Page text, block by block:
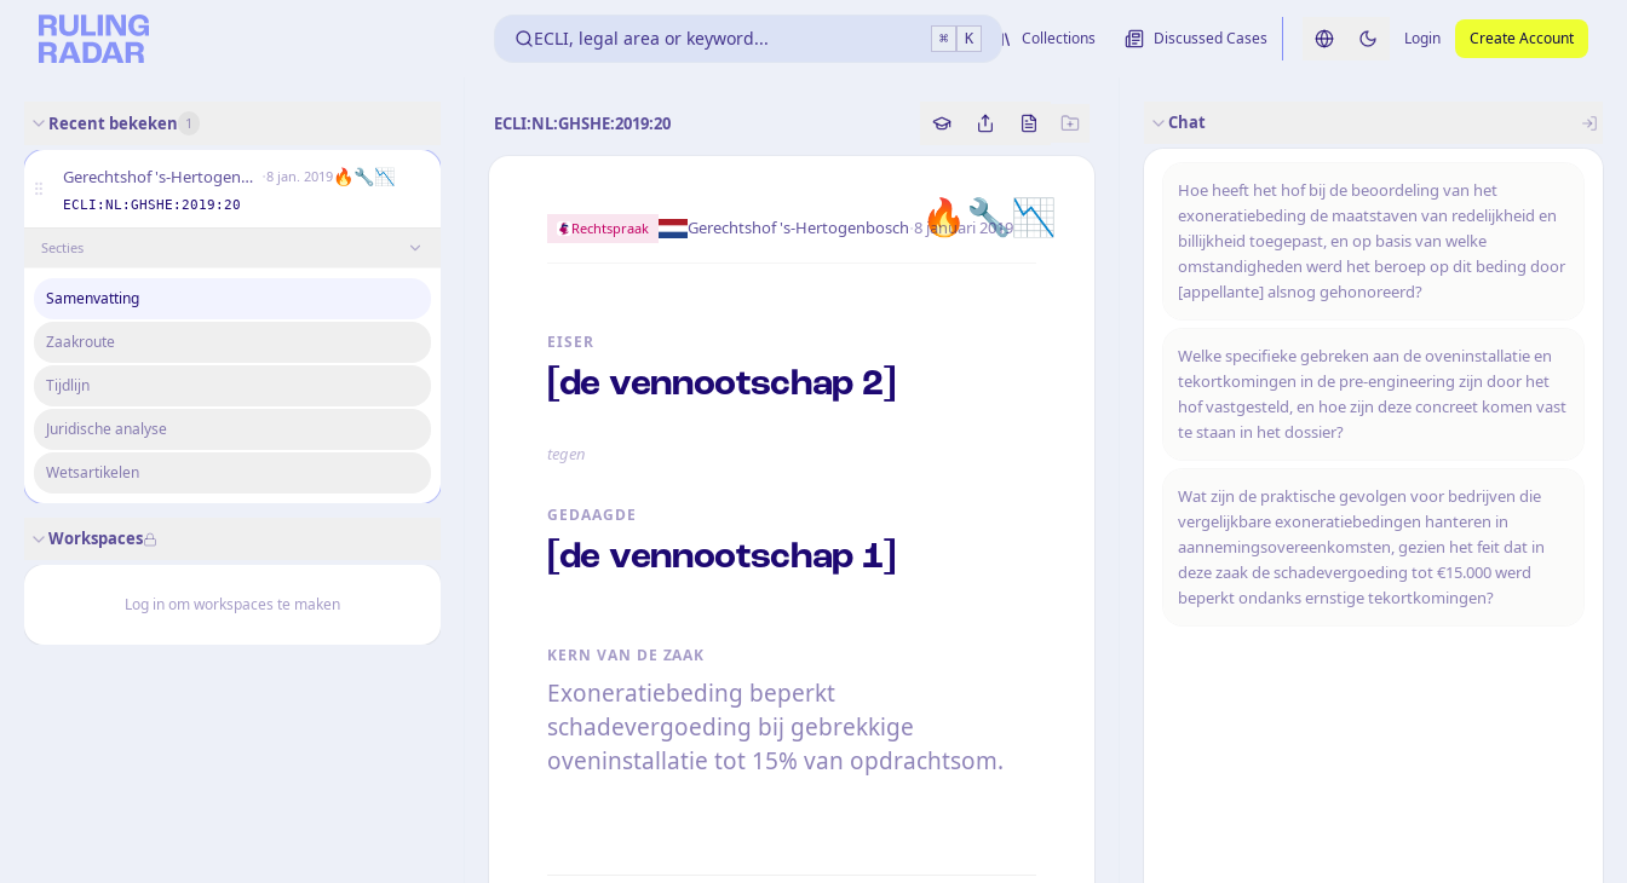
ECLI, legal area or keyword... ⌘ K Collections Discussed Cases Switch language
Switch to dark theme
Login Create Account
Recent bekeken 1
Gerechtshof 's-Hertogenbosch ·8 jan. 2019🔥🔧📉
ECLI:NL:GHSHE:2019:20
Secties
Samenvatting
Zaakroute
Tijdlijn
Juridische analyse
Wetsartikelen
Workspaces
Log in om workspaces te maken
ECLI:NL:GHSHE:2019:20 Copy source reference
Share this analysis
Bekijk originele uitspraak
🔥🔧📉
Rechtspraak Gerechtshof 's-Hertogenbosch·8 januari 2019
EISER
[de vennootschap 2]
tegen
GEDAAGDE
[de vennootschap 1]
KERN VAN DE ZAAK
Exoneratiebeding beperkt
schadevergoeding bij gebrekkige
oveninstallatie tot 15% van opdrachtsom.
Chat
Hoe heeft het hof bij de beoordeling van het
exoneratiebeding de maatstaven van redelijkheid en
billijkheid toegepast, en op basis van welke
omstandigheden werd het beroep op dit beding door
[appellante] alsnog gehonoreerd?
Welke specifieke gebreken aan de oveninstallatie en
tekortkomingen in de pre-engineering zijn door het
hof vastgesteld, en hoe zijn deze concreet komen vast
te staan in het dossier?
Wat zijn de praktische gevolgen voor bedrijven die
vergelijkbare exoneratiebedingen hanteren in
aannemingsovereenkomsten, gezien het feit dat in
deze zaak de schadevergoeding tot €15.000 werd
beperkt ondanks ernstige tekortkomingen?